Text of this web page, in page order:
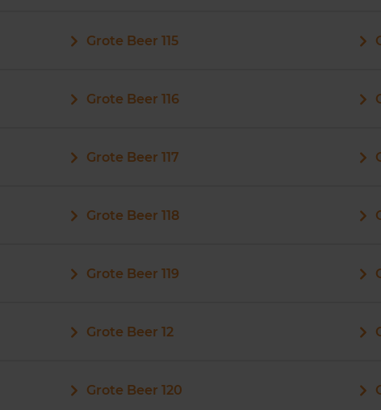
Grote Beer 115
Grote Beer 116
Grote Beer 117
Grote Beer 118
Grote Beer 119
Grote Beer 12
Grote Beer 120